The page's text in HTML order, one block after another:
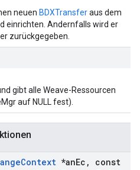
neuen BDXTransferaus dem
einrichten. Andernfalls wird er
zurückgegeben.
gibt alle Weave-Ressourcen
auf NULL fest).
Context *anEc ,
const